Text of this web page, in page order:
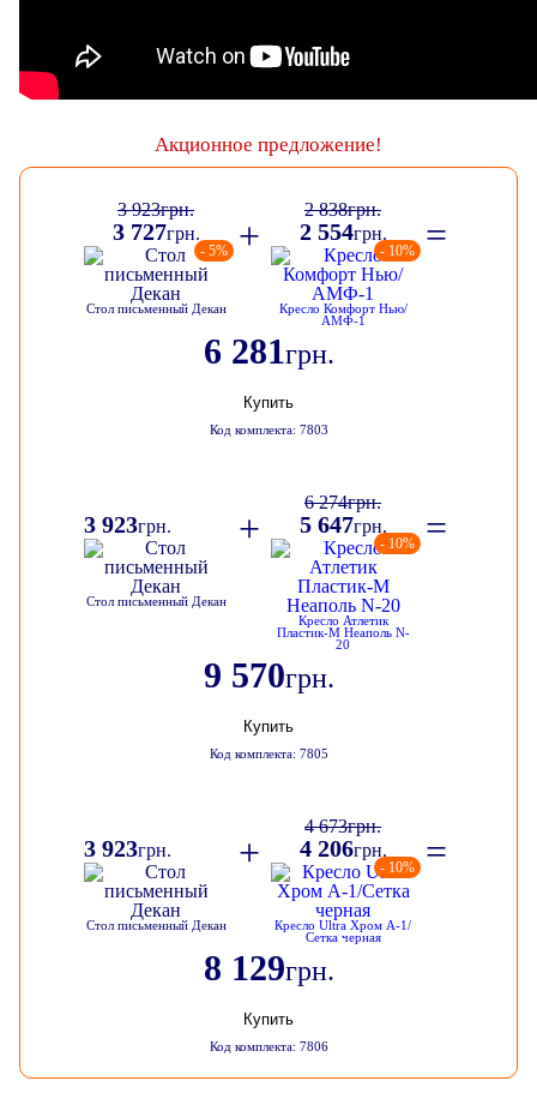
Акционное предложение!
3 923грн.
3 727грн.
- 5%
Стол письменный Декан
+
2 838грн.
2 554грн.
- 10%
Кресло Комфорт Нью/
АМФ-1
=
6 281грн.
Купить
Код комплекта: 7803
3 923грн.
Стол письменный Декан
+
6 274грн.
5 647грн.
- 10%
Кресло Атлетик
Пластик-М Неаполь N-
20
=
9 570грн.
Купить
Код комплекта: 7805
3 923грн.
Стол письменный Декан
+
4 673грн.
4 206грн.
- 10%
Кресло Ultra Хром А-1/
Сетка черная
=
8 129грн.
Купить
Код комплекта: 7806